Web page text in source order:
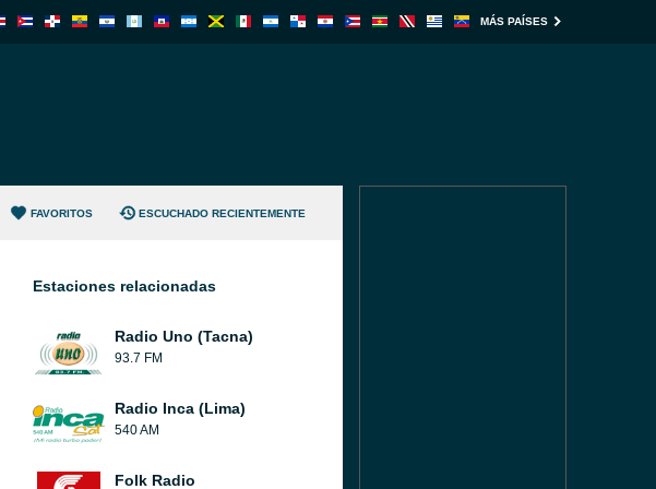
MÁS PAÍSES
FAVORITOS ESCUCHADO RECIENTEMENTE
Estaciones relacionadas
Radio Uno (Tacna)
93.7 FM
Radio Inca (Lima)
540 AM
Folk Radio